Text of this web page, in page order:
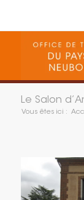
Le Salon
Vous êtes ici :